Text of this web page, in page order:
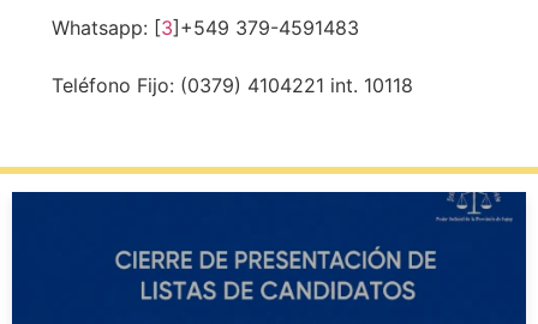
Whatsapp: [3]+549 379-4591483
Teléfono Fijo: (0379) 4104221 int. 10118